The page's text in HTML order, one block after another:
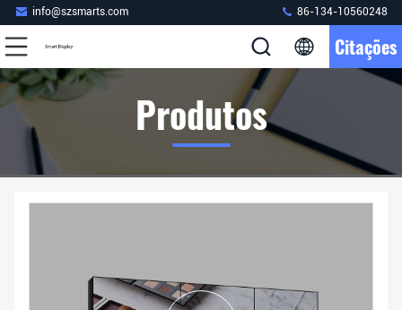
info@szsmarts.com 86-134-10560248
Citações
Produtos